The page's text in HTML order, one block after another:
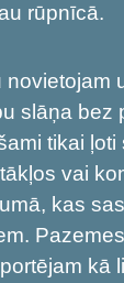
rūpnīcā.
slāņa bez
tikai ļoti
vai
kas
Pazemes
kā